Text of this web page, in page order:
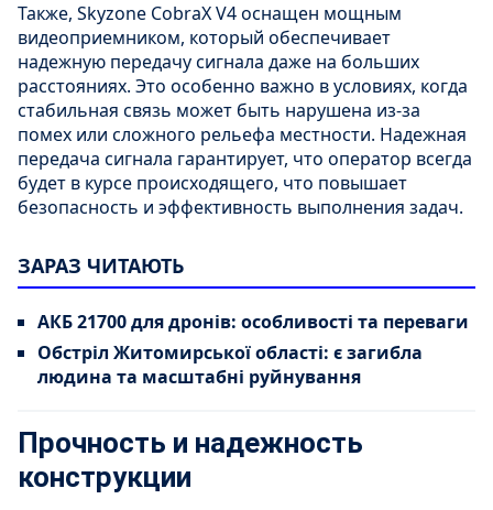
Также, Skyzone CobraX V4 оснащен мощным
видеоприемником, который обеспечивает
надежную передачу сигнала даже на больших
расстояниях. Это особенно важно в условиях, когда
стабильная связь может быть нарушена из-за
помех или сложного рельефа местности. Надежная
передача сигнала гарантирует, что оператор всегда
будет в курсе происходящего, что повышает
безопасность и эффективность выполнения задач.
ЗАРАЗ ЧИТАЮТЬ
АКБ 21700 для дронів: особливості та переваги
Обстріл Житомирської області: є загибла
людина та масштабні руйнування
Прочность и надежность
конструкции